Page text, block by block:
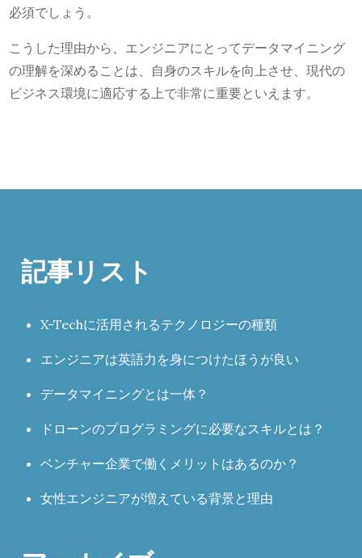
必須でしょう。
こうした理由から、エンジニアにとってデータマイニング
の理解を深めることは、自身のスキルを向上させ、現代の
ビジネス環境に適応する上で非常に重要といえます。
記事リスト
X-Techに活用されるテクノロジーの種類
エンジニアは英語力を身につけたほうが良い
データマイニングとは一体？
ドローンのプログラミングに必要なスキルとは？
ベンチャー企業で働くメリットはあるのか？
女性エンジニアが増えている背景と理由